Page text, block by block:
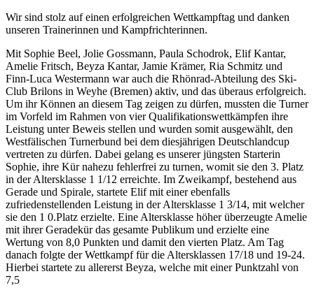
Wir sind stolz auf einen erfolgreichen Wettkampftag und danken
unseren Trainerinnen und Kampfrichterinnen.
Mit Sophie Beel, Jolie Gossmann, Paula Schodrok, Elif Kantar,
Amelie Fritsch, Beyza Kantar, Jamie Krämer, Ria Schmitz und
Finn-Luca Westermann war auch die Rhönrad-Abteilung des Ski-
Club Brilons in Weyhe (Bremen) aktiv, und das überaus erfolgreich.
Um ihr Können an diesem Tag zeigen zu dürfen, mussten die Turner
im Vorfeld im Rahmen von vier Qualifikationswettkämpfen ihre
Leistung unter Beweis stellen und wurden somit ausgewählt, den
Westfälischen Turnerbund bei dem diesjährigen Deutschlandcup
vertreten zu dürfen. Dabei gelang es unserer jüngsten Starterin
Sophie, ihre Kür nahezu fehlerfrei zu turnen, womit sie den 3. Platz
in der Altersklasse 1 1/12 erreichte. Im Zweikampf, bestehend aus
Gerade und Spirale, startete Elif mit einer ebenfalls
zufriedenstellenden Leistung in der Altersklasse 1 3/14, mit welcher
sie den 1 0.Platz erzielte. Eine Altersklasse höher überzeugte Amelie
mit ihrer Geradekür das gesamte Publikum und erzielte eine
Wertung von 8,0 Punkten und damit den vierten Platz. Am Tag
danach folgte der Wettkampf für die Altersklassen 17/18 und 19-24.
Hierbei startete zu allererst Beyza, welche mit einer Punktzahl von
7,5